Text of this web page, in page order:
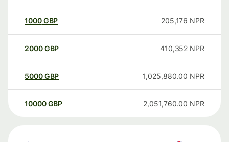
1000GBP 205,176 NPR
2000GBP 410,352 NPR
5000GBP 1,025,880.00 NPR
10000 GBP 2,051,760.00 NPR